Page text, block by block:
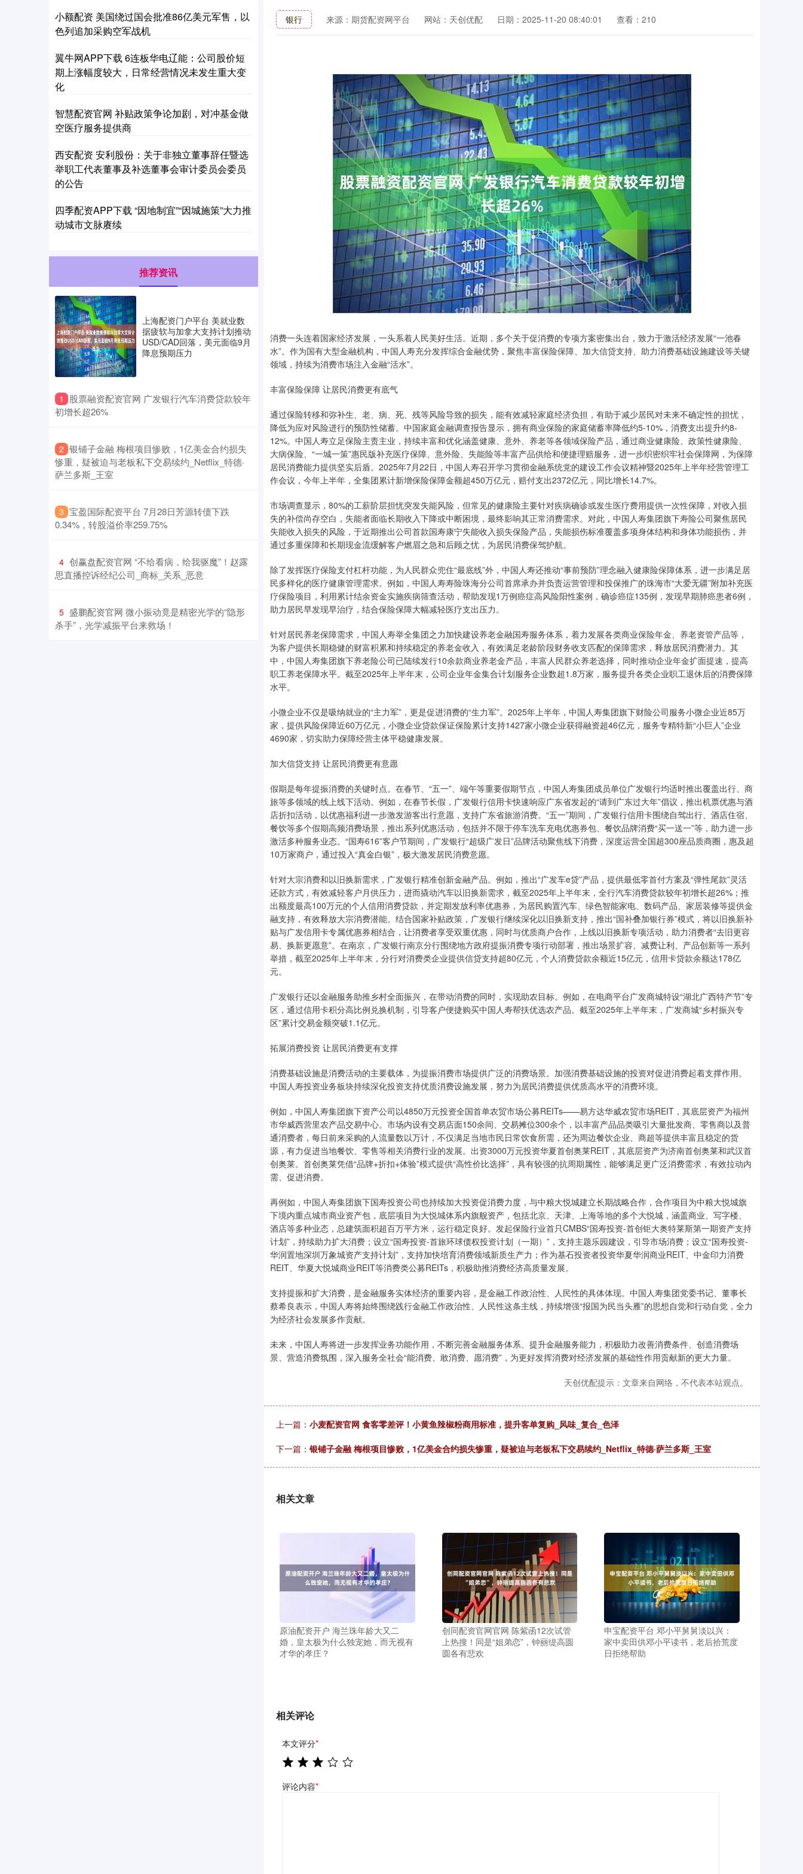
银行 来源：期货配资网平台 网站：天创优配 日期：2025-11-20 08:40:01 查看：210
消费一头连着国家经济发展，一头系着人民美好生活。近期，多个关于促消费的专项方案密集出台，致力于激活经济发展“一池春
水”。作为国有大型金融机构，中国人寿充分发挥综合金融优势，聚焦丰富保险保障、加大信贷支持、助力消费基础设施建设等关键
领域，持续为消费市场注入金融“活水”。
丰富保险保障 让居民消费更有底气
通过保险转移和弥补生、老、病、死、残等风险导致的损失，能有效减轻家庭经济负担，有助于减少居民对未来不确定性的担忧，
降低为应对风险进行的预防性储蓄。中国家庭金融调查报告显示，拥有商业保险的家庭储蓄率降低约5-10%，消费支出提升约8-
12%。中国人寿立足保险主责主业，持续丰富和优化涵盖健康、意外、养老等各领域保险产品，通过商业健康险、政策性健康险、
大病保险、“一城一策”惠民版补充医疗保障、意外险、失能险等丰富产品供给和便捷理赔服务，进一步织密织牢社会保障网，为保障
居民消费能力提供坚实后盾。2025年7月22日，中国人寿召开学习贯彻金融系统党的建设工作会议精神暨2025年上半年经营管理工
作会议，今年上半年，全集团累计新增保险保障金额超450万亿元，赔付支出2372亿元，同比增长14.7%。
市场调查显示，80%的工薪阶层担忧突发失能风险，但常见的健康险主要针对疾病确诊或发生医疗费用提供一次性保障，对收入损
失的补偿尚存空白，失能者面临长期收入下降或中断困境，最终影响其正常消费需求。对此，中国人寿集团旗下寿险公司聚焦居民
失能收入损失的风险，于近期推出公司首款国寿康宁失能收入损失保险产品，失能损伤标准覆盖多项身体结构和身体功能损伤，并
通过多重保障和长期现金流缓解客户燃眉之急和后顾之忧，为居民消费保驾护航。
除了发挥医疗保险支付杠杆功能，为人民群众兜住“最底线”外，中国人寿还推动“事前预防”理念融入健康险保障体系，进一步满足居
民多样化的医疗健康管理需求。例如，中国人寿寿险珠海分公司首席承办并负责运营管理和投保推广的珠海市“大爱无疆”附加补充医
疗保险项目，利用累计结余资金实施疾病筛查活动，帮助发现1万例癌症高风险阳性案例，确诊癌症135例，发现早期肺癌患者6例，
助力居民早发现早治疗，结合保险保障大幅减轻医疗支出压力。
针对居民养老保障需求，中国人寿举全集团之力加快建设养老金融国寿服务体系，着力发展各类商业保险年金、养老资管产品等，
为客户提供长期稳健的财富积累和持续稳定的养老金收入，有效满足老龄阶段财务收支匹配的保障需求，释放居民消费潜力。其
中，中国人寿集团旗下养老险公司已陆续发行10余款商业养老金产品，丰富人民群众养老选择，同时推动企业年金扩面提速，提高
职工养老保障水平。截至2025年上半年末，公司企业年金集合计划服务企业数超1.8万家，服务提升各类企业职工退休后的消费保障
水平。
小微企业不仅是吸纳就业的“主力军”，更是促进消费的“生力军”。2025年上半年，中国人寿集团旗下财险公司服务小微企业近85万
家，提供风险保障近60万亿元，小微企业贷款保证保险累计支持1427家小微企业获得融资超46亿元，服务专精特新“小巨人”企业
4690家，切实助力保障经营主体平稳健康发展。
加大信贷支持 让居民消费更有意愿
假期是每年提振消费的关键时点。在春节、“五一”、端午等重要假期节点，中国人寿集团成员单位广发银行均适时推出覆盖出行、商
旅等多领域的线上线下活动。例如，在春节长假，广发银行信用卡快速响应广东省发起的“请到广东过大年”倡议，推出机票优惠与酒
店折扣活动，以优惠福利进一步激发游客出行意愿，支持广东省旅游消费。“五一”期间，广发银行信用卡围绕自驾出行、酒店住宿、
餐饮等多个假期高频消费场景，推出系列优惠活动，包括并不限于停车洗车充电优惠券包、餐饮品牌消费“买一送一”等，助力进一步
激活多种服务业态。“国寿616”客户节期间，广发银行“超级广发日”品牌活动聚焦线下消费，深度运营全国超300座品质商圈，惠及超
10万家商户，通过投入“真金白银”，极大激发居民消费意愿。
针对大宗消费和以旧换新需求，广发银行精准创新金融产品。例如，推出“广发车e贷”产品，提供最低零首付方案及“弹性尾款”灵活
还款方式，有效减轻客户月供压力，进而撬动汽车以旧换新需求，截至2025年上半年末，全行汽车消费贷款较年初增长超26%；推
出额度最高100万元的个人信用消费贷款，并定期发放利率优惠券，为居民购置汽车、绿色智能家电、数码产品、家居装修等提供金
融支持，有效释放大宗消费潜能。结合国家补贴政策，广发银行继续深化以旧换新支持，推出“国补叠加银行券”模式，将以旧换新补
贴与广发信用卡专属优惠券相结合，让消费者享受双重优惠，同时与优质商户合作，上线以旧换新专项活动，助力消费者“去旧更容
易、换新更愿意”。在南京，广发银行南京分行围绕地方政府提振消费专项行动部署，推出场景扩容、减费让利、产品创新等一系列
举措，截至2025年上半年末，分行对消费类企业提供信贷支持超80亿元，个人消费贷款余额近15亿元，信用卡贷款余额达178亿
元。
广发银行还以金融服务助推乡村全面振兴，在带动消费的同时，实现助农目标。例如，在电商平台广发商城特设“湖北广西特产节”专
区，通过信用卡积分高比例兑换机制，引导客户便捷购买中国人寿帮扶优选农产品。截至2025年上半年末，广发商城“乡村振兴专
区”累计交易金额突破1.1亿元。
拓展消费投资 让居民消费更有支撑
消费基础设施是消费活动的主要载体，为提振消费市场提供广泛的消费场景。加强消费基础设施的投资对促进消费起着支撑作用。
中国人寿投资业务板块持续深化投资支持优质消费设施发展，努力为居民消费提供优质高水平的消费环境。
例如，中国人寿集团旗下资产公司以4850万元投资全国首单农贸市场公募REITs——易方达华威农贸市场REIT，其底层资产为福州
市华威西营里农产品交易中心。市场内设有交易店面150余间、交易摊位300余个，以丰富产品品类吸引大量批发商、零售商以及普
通消费者，每日前来采购的人流量数以万计，不仅满足当地市民日常饮食所需，还为周边餐饮企业、商超等提供丰富且稳定的货
源，有力促进当地餐饮、零售等相关消费行业的发展。出资3000万元投资华夏首创奥莱REIT，其底层资产为济南首创奥莱和武汉首
创奥莱。首创奥莱凭借“品牌+折扣+体验”模式提供“高性价比选择”，具有较强的抗周期属性，能够满足更广泛消费需求，有效拉动内
需、促进消费。
再例如，中国人寿集团旗下国寿投资公司也持续加大投资促消费力度，与中粮大悦城建立长期战略合作，合作项目为中粮大悦城旗
下境内重点城市商业资产包，底层项目为大悦城体系内旗舰资产，包括北京、天津、上海等地的多个大悦城，涵盖商业、写字楼、
酒店等多种业态，总建筑面积超百万平方米，运行稳定良好。发起保险行业首只CMBS“国寿投资-首创钜大奥特莱斯第一期资产支持
计划”，持续助力扩大消费；设立“国寿投资-首旅环球债权投资计划（一期）”，支持主题乐园建设，引导市场消费；设立“国寿投资-
华润置地深圳万象城资产支持计划”，支持加快培育消费领域新质生产力；作为基石投资者投资华夏华润商业REIT、中金印力消费
REIT、华夏大悦城商业REIT等消费类公募REITs，积极助推消费经济高质量发展。
支持提振和扩大消费，是金融服务实体经济的重要内容，是金融工作政治性、人民性的具体体现。中国人寿集团党委书记、董事长
蔡希良表示，中国人寿将始终围绕践行金融工作政治性、人民性这条主线，持续增强“报国为民当头雁”的思想自觉和行动自觉，全力
为经济社会发展多作贡献。
未来，中国人寿将进一步发挥业务功能作用，不断完善金融服务体系、提升金融服务能力，积极助力改善消费条件、创造消费场
景、营造消费氛围，深入服务全社会“能消费、敢消费、愿消费”，为更好发挥消费对经济发展的基础性作用贡献新的更大力量。
天创优配提示：文章来自网络，不代表本站观点。
上一篇： 小麦配资官网 食客零差评！小黄鱼辣椒粉商用标准，提升客单复购_风味_复合_色泽
下一篇： 银铺子金融 梅根项目惨败，1亿美金合约损失惨重，疑被迫与老板私下交易续约_Netflix_特德·萨兰多斯_王室
相关文章
原油配资开户 海兰珠年龄大又二
婚，皇太极为什么独宠她，而无视有
才华的孝庄？
创同配资官网官网 陈紫函12次试管
上热搜！同是“姐弟恋”，钟丽缇高圆
圆各有悲欢
申宝配资平台 邓小平舅舅淡以兴：
家中卖田供邓小平读书，老后拾荒度
日拒绝帮助
相关评论
本文评分*
评论内容*
小额配资 美国绕过国会批准86亿美元军售，以
色列追加采购空军战机
翼牛网APP下载 6连板华电辽能：公司股价短
期上涨幅度较大，日常经营情况未发生重大变
化
智慧配资官网 补贴政策争论加剧，对冲基金做
空医疗服务提供商
西安配资 安利股份：关于非独立董事辞任暨选
举职工代表董事及补选董事会审计委员会委员
的公告
四季配资APP下载 “因地制宜”“因城施策”大力推
动城市文脉赓续
推荐资讯
上海配资门户平台 美就业数
据疲软与加拿大支持计划推动
USD/CAD回落，美元面临9月
降息预期压力
1
​股票融资配资官网 广发银行汽车消费贷款较年
初增长超26%
2 ​银铺子金融 梅根项目惨败，1亿美金合约损失
惨重，疑被迫与老板私下交易续约_Netflix_特德·
萨兰多斯_王室
3 ​宝盈国际配资平台 7月28日芳源转债下跌
0.34%，转股溢价率259.75%
4 ​创赢盘配资官网 “不给看病，给我驱魔”！赵露
思直播控诉经纪公司_商标_关系_恶意
5 ​盛鹏配资官网 微小振动竟是精密光学的“隐形
杀手”，光学减振平台来救场！